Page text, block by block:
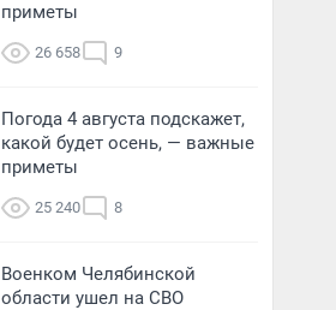
приметы
26 658 9
Погода 4 августа подскажет,
какой будет осень, — важные
приметы
25 240 8
Военком Челябинской
области ушел на СВО